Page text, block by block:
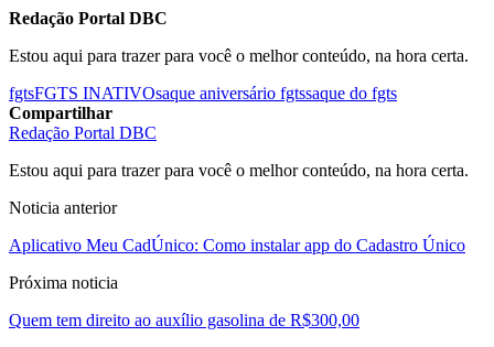
Redação Portal DBC
Estou aqui para trazer para você o melhor conteúdo, na hora certa.
fgtsFGTS INATIVOsaque aniversário fgtssaque do fgts
Compartilhar
Redação Portal DBC
Estou aqui para trazer para você o melhor conteúdo, na hora certa.
Noticia anterior
Aplicativo Meu CadÚnico: Como instalar app do Cadastro Único
Próxima noticia
Quem tem direito ao auxílio gasolina de R$300,00